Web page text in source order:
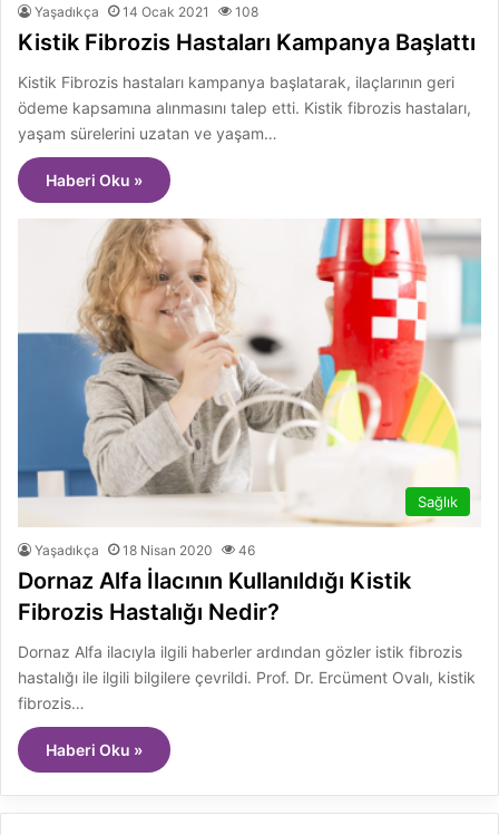
Yaşadıkça 14 Ocak 2021 108
Kistik Fibrozis Hastaları Kampanya Başlattı
Kistik Fibrozis hastaları kampanya başlatarak, ilaçlarının geri
ödeme kapsamına alınmasını talep etti. Kistik fibrozis hastaları,
yaşam sürelerini uzatan ve yaşam…
Haberi Oku »
Sağlık
Yaşadıkça 18 Nisan 2020 46
Dornaz Alfa İlacının Kullanıldığı Kistik
Fibrozis Hastalığı Nedir?
Dornaz Alfa ilacıyla ilgili haberler ardından gözler istik fibrozis
hastalığı ile ilgili bilgilere çevrildi. Prof. Dr. Ercüment Ovalı, kistik
fibrozis…
Haberi Oku »